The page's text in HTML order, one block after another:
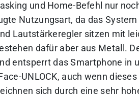
und Home-Befehl nur
Nutzungsart, da das
Lautstärkeregler sitzen mit
dafür aber aus Metall.
entsperrt das Smartphone in
UNLOCK, auch wenn
sich durch eine sehr